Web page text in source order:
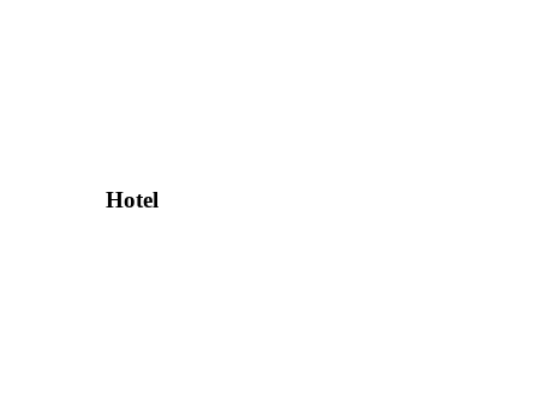
Hotel